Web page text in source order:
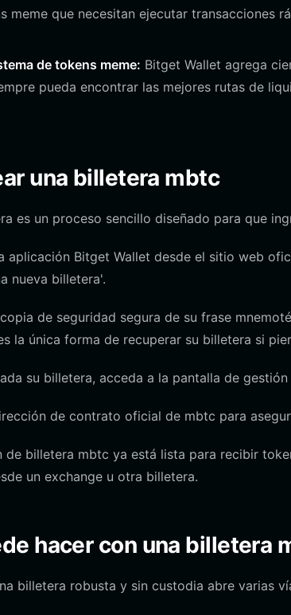
meme que necesitan ejecutar transacciones
de tokens meme: Bitget Wallet agrega
pueda encontrar las mejores rutas de
una billetera mbtc
es un proceso sencillo diseñado para que
aplicación Bitget Wallet desde el sitio web
nueva billetera'.
de seguridad segura de su frase
la única forma de recuperar su billetera si
su billetera, acceda a la pantalla de
de contrato oficial de mbtc para
de billetera mbtc ya está lista para recibir
un exchange u otra billetera.
hacer con una billetera
billetera robusta y sin custodia abre varias